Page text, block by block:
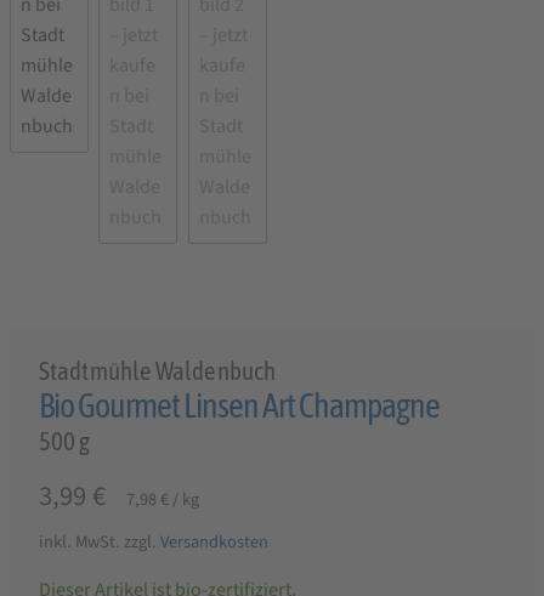
Stadtmühle Waldenbuch
Bio Gourmet Linsen Art Champagne
500 g
3,99 € 7,98 €/kg
inkl. MwSt. zzgl. Versandkosten
Dieser Artikel ist bio-zertifiziert.